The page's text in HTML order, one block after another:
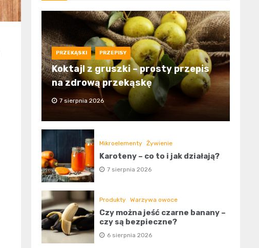
PRZEKĄSKI PRZEPISY
Koktajl z gruszki – prosty przepis
na zdrową przekąskę
7 sierpnia 2026
Mikroelementy Żywienie
Karoteny – co to i jak działają?
7 sierpnia 2026
Produkty Warzywa owoce
Czy można jeść czarne banany –
czy są bezpieczne?
6 sierpnia 2026